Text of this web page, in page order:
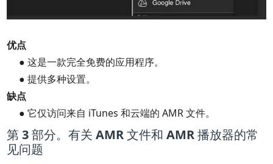
优点
● 这是一款完全免费的应用程序。
● 提供多种设置。
缺点
● 它仅访问来自 iTunes 和云端的 AMR 文件。
第 3 部分。有关 AMR 文件和 AMR 播放器的常
见问题